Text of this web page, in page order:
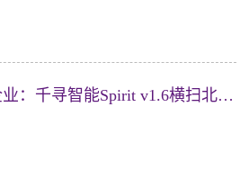
我院校友企业：千寻智能Spirit v1.6横扫北美「具身奥林匹克」夺冠，再获15亿元...